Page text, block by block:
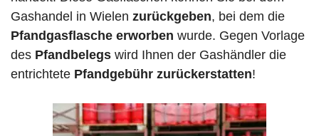
Gashandel in Wielen zurückgeben, bei dem die
Pfandgasflasche erworben wurde. Gegen Vorlage
des Pfandbelegs wird Ihnen der Gashändler die
entrichtete Pfandgebühr zurückerstatten!